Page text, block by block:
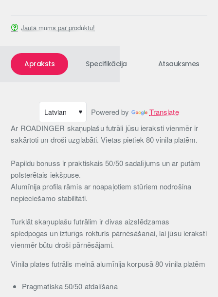
Jautā mums par produktu!
Apraksts Specifikācija Atsauksmes
Powered by
Translate
Ar ROADINGER skaņuplašu futrāli jūsu ieraksti vienmēr ir
sakārtoti un droši uzglabāti. Vietas pietiek 80 vinila platēm.
Papildu bonuss ir praktiskais 50/50 sadalījums un ar putām
polsterētais iekšpuse.
Alumīnija profila rāmis ar noapaļotiem stūriem nodrošina
nepieciešamo stabilitāti.
Turklāt skaņuplašu futrālim ir divas aizslēdzamas
spiedpogas un izturīgs rokturis pārnēsāšanai, lai jūsu ieraksti
vienmēr būtu droši pārnēsājami.
Vinila plates futrālis melnā alumīnija korpusā 80 vinila platēm
Pragmatiska 50/50 atdalīšana